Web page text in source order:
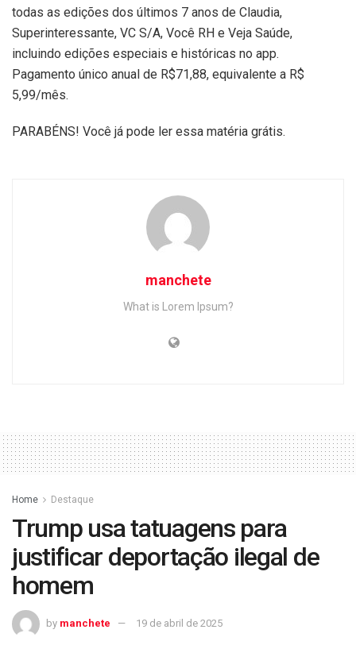
todas as edições dos últimos 7 anos de Claudia,
Superinteressante, VC S/A, Você RH e Veja Saúde,
incluindo edições especiais e históricas no app.
Pagamento único anual de R$71,88, equivalente a R$
5,99/mês.
PARABÉNS! Você já pode ler essa matéria grátis.
manchete
What is Lorem Ipsum?
Home Destaque
Trump usa tatuagens para
justificar deportação ilegal de
homem
by manchete 19 de abril de 2025